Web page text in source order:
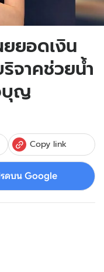
ยอดเงิน
จาคช่วยน้ำ
บุญ
Copy link
รดบน Google